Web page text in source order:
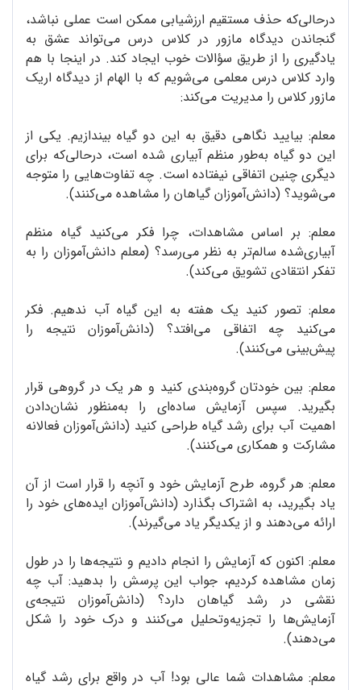
درحالی‌که حذف مستقیم ارزشیابی ممکن است عملی نباشد،
گنجاندن دیدگاه مازور در کلاس درس می‌تواند عشق به
یادگیری را از طریق سؤالات خوب ایجاد کند. در اینجا با هم
وارد کلاس درس معلمی می‌شویم که با الهام از دیدگاه اریک
مازور کلاس را مدیریت می‌کند:
معلم: بیایید نگاهی دقیق به این دو گیاه بیندازیم. یکی از
این دو گیاه به‌طور منظم آبیاری شده است، درحالی‌که برای
دیگری چنین اتفاقی نیفتاده است. چه تفاوت‌هایی را متوجه
می‌شوید؟ (دانش‌آموزان گیاهان را مشاهده می‌کنند).
معلم: بر اساس مشاهدات، چرا فکر می‌کنید گیاه منظم
آبیاری‌شده سالم‌تر به نظر می‌رسد؟ (معلم دانش‌آموزان را به
تفکر انتقادی تشویق می‌کند).
معلم: تصور کنید یک هفته به این گیاه آب ندهیم. فکر
می‌کنید چه اتفاقی می‌افتد؟ (دانش‌آموزان نتیجه را
پیش‌بینی می‌کنند).
معلم: بین خودتان گروه‌بندی کنید و هر یک در گروهی قرار
بگیرید. سپس آزمایش ساده‌ای را به‌منظور نشان‌دادن
اهمیت آب برای رشد گیاه طراحی کنید (دانش‌آموزان فعالانه
مشارکت و همکاری می‌کنند).
معلم: هر گروه، طرح آزمایش خود و آنچه را قرار است از آن
یاد بگیرید، به اشتراک بگذارد (دانش‌آموزان ایده‌های خود را
ارائه می‌دهند و از یکدیگر یاد می‌گیرند).
معلم: اکنون که آزمایش را انجام دادیم و نتیجه‌ها را در طول
زمان مشاهده کردیم، جواب این پرسش را بدهید: آب چه
نقشی در رشد گیاهان دارد؟ (دانش‌آموزان نتیجه‌ی
آزمایش‌ها را تجزیه‌وتحلیل می‌کنند و درک خود را شکل
می‌دهند).
معلم: مشاهدات شما عالی بود! آب در واقع برای رشد گیاه